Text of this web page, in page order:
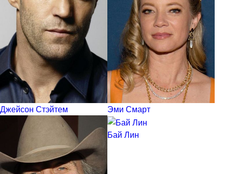
Джейсон Стэйтем Эми Смарт
Бай Лин